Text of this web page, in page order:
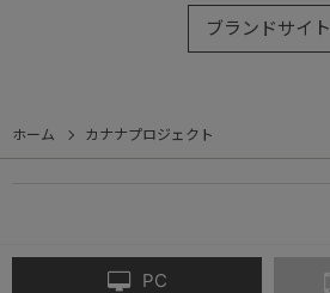
ブランドサイト
ホーム カナナプロジェクト
PC